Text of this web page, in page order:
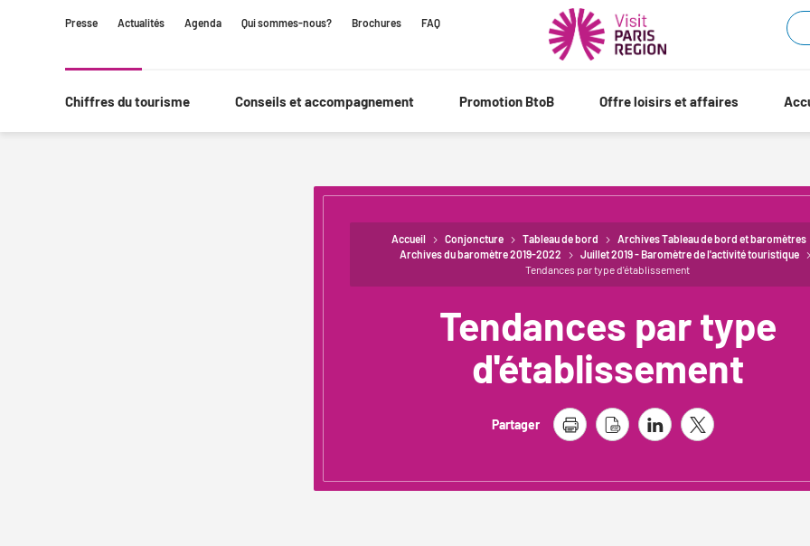
Navigation
RecherchePresse Actualités Agenda Qui sommes-nous? Brochures FAQ
Chiffres du tourisme Conseils et accompagnement Promotion BtoB Offre loisirs et affaires
Accueil Conjoncture Tableau de bord
Archives Tableau de bord et baromètres
Archives du baromètre 2019-2022
Juillet 2019 - Baromètre de l'activité touristique
Tendances par type d'établissement
Tendances par type
d'établissement
Partager